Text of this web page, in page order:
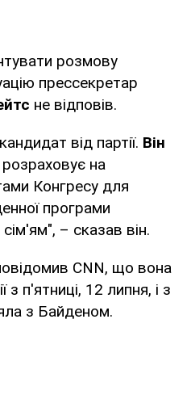
розмову
прессекретар
не відповів.
від партії. Він
розраховує на
Конгресу для
програми
– сказав він.
CNN, що вона
з п'ятниці, 12 липня, і з
з Байденом.